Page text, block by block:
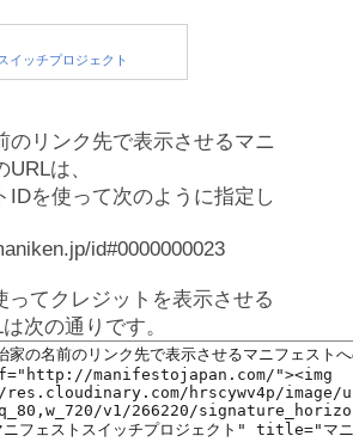
のリンク先で表示させるマニ
は、
IDを使って次のように指定し
id#0000000023
ってクレジットを表示させる
次の通りです。